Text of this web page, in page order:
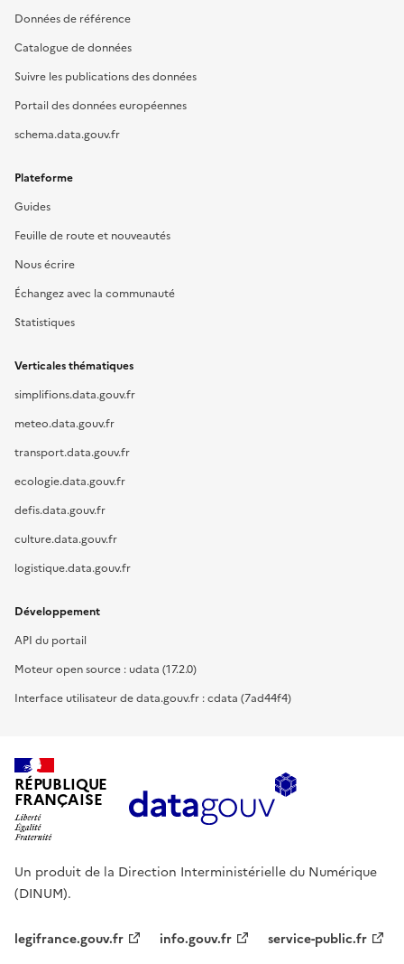
Données de référence
Catalogue de données
Suivre les publications des données
Portail des données européennes
schema.data.gouv.fr
Plateforme
Guides
Feuille de route et nouveautés
Nous écrire
Échangez avec la communauté
Statistiques
Verticales thématiques
simplifions.data.gouv.fr
meteo.data.gouv.fr
transport.data.gouv.fr
ecologie.data.gouv.fr
defis.data.gouv.fr
culture.data.gouv.fr
logistique.data.gouv.fr
Développement
API du portail
Moteur open source : udata (17.2.0)
Interface utilisateur de data.gouv.fr : cdata (7ad44f4)
RÉPUBLIQUE
FRANÇAISE
Un produit de la Direction Interministérielle du Numérique
(DINUM).
legifrance.gouv.fr info.gouv.fr service-public.fr